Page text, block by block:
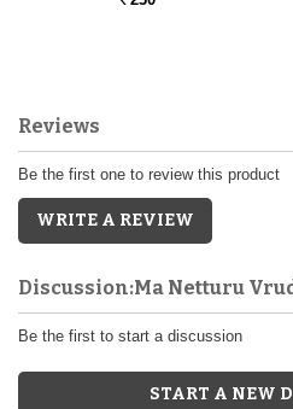
Reviews
Be the first one to review this product
WRITE A REVIEW
Discussion:Ma Netturu
Be the first to start a discussion
START A NEW